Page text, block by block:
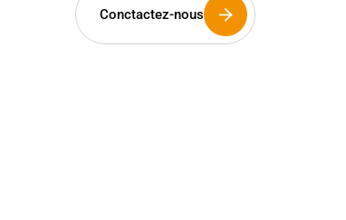
Conctactez-nous